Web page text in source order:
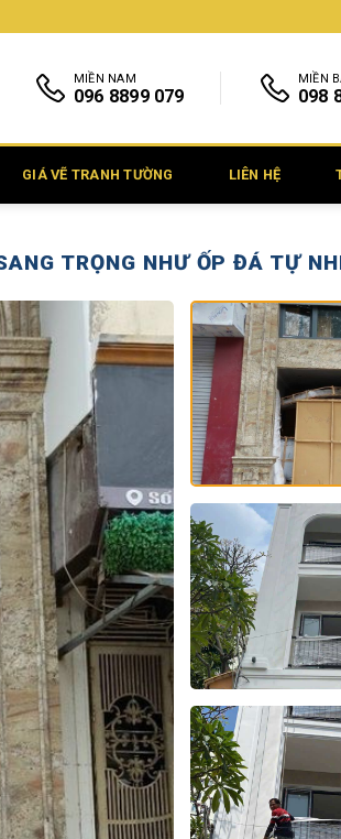
MIỀN NAM
096 8899 079
MIỀN
098
GIÁ VẼ TRANH TƯỜNG LIÊN HỆ
TRỌNG NHƯ ỐP ĐÁ TỰ